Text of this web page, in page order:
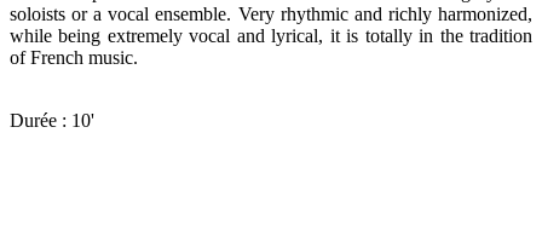
soloists or a vocal ensemble. Very rhythmic and richly harmonized,
while being extremely vocal and lyrical, it is totally in the tradition
of French music.
Durée : 10'